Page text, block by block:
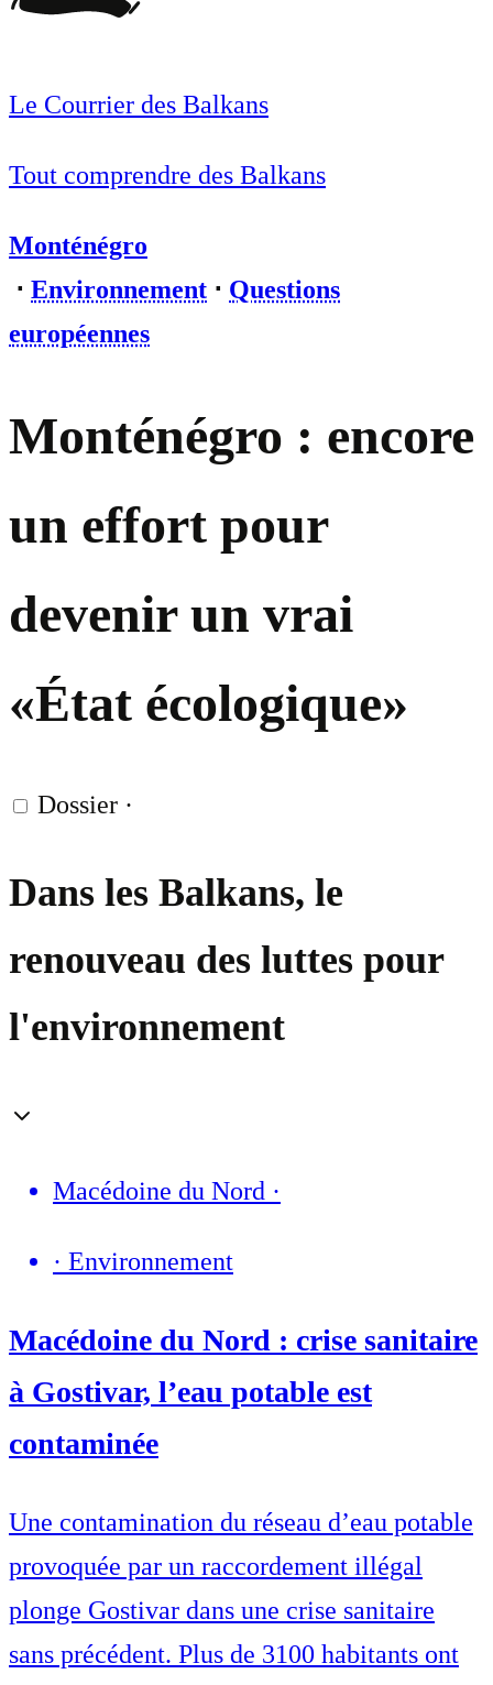
Le Courrier des Balkans
Tout comprendre des Balkans
Monténégro
⋅ Environnement ⋅ Questions
européennes
Monténégro : encore
un effort pour
devenir un vrai
«État écologique»
Dossier ·
Dans les Balkans, le
renouveau des luttes pour
l'environnement
Macédoine du Nord ·
· Environnement
Macédoine du Nord : crise sanitaire
à Gostivar, l’eau potable est
contaminée
Une contamination du réseau d’eau potable
provoquée par un raccordement illégal
plonge Gostivar dans une crise sanitaire
sans précédent. Plus de 3100 habitants ont